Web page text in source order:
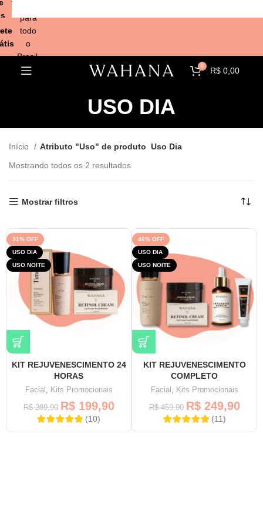
para
todo
o
Brasil.
0 R$ 0,00
USO DIA
Início Atributo "Uso" de produto Uso Dia
Mostrando todos os 2 resultados
Mostrar filtros
31% OFF
USO DIA
USO NOITE
KIT REJUVENESCIMENTO 24
HORAS
Facial , Kits Promocionais
R$289,90 R$199,90
(10)
46% OFF
USO DIA
USO NOITE
KIT REJUVENESCIMENTO
COMPLETO
Facial , Kits Promocionais
R$459,90 R$249,90
(11)
todo
Brasil.